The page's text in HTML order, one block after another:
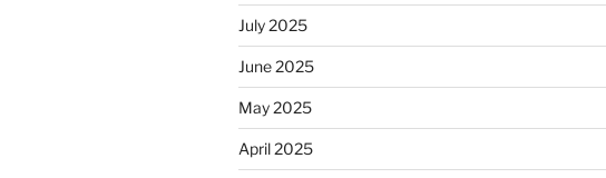
July 2025
June 2025
May 2025
April 2025